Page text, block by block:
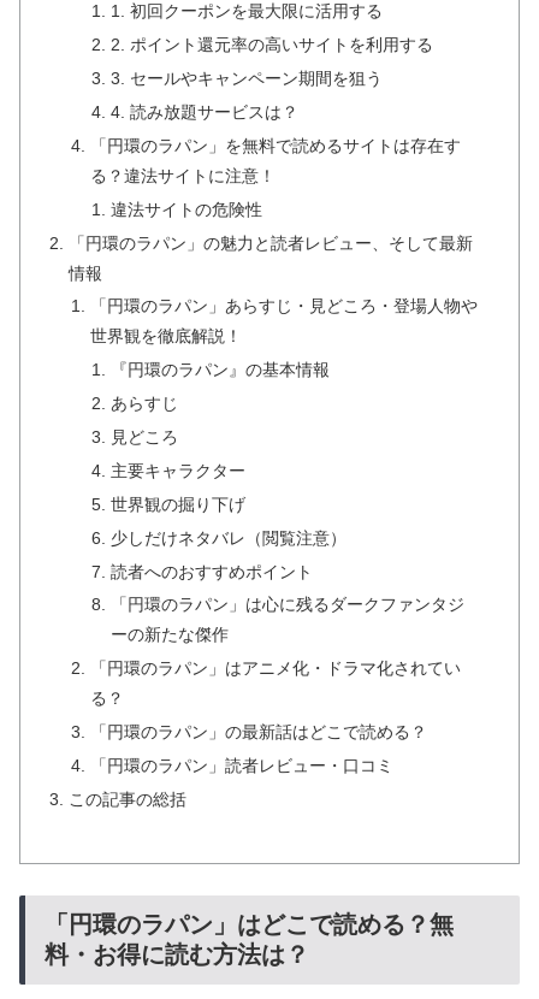
1. 初回クーポンを最大限に活用する
2. ポイント還元率の高いサイトを利用する
3. セールやキャンペーン期間を狙う
4. 読み放題サービスは？
「円環のラパン」を無料で読めるサイトは存在す
る？違法サイトに注意！
違法サイトの危険性
「円環のラパン」の魅力と読者レビュー、そして最新
情報
「円環のラパン」あらすじ・見どころ・登場人物や
世界観を徹底解説！
『円環のラパン』の基本情報
あらすじ
見どころ
主要キャラクター
世界観の掘り下げ
少しだけネタバレ（閲覧注意）
読者へのおすすめポイント
「円環のラパン」は心に残るダークファンタジ
ーの新たな傑作
「円環のラパン」はアニメ化・ドラマ化されてい
る？
「円環のラパン」の最新話はどこで読める？
「円環のラパン」読者レビュー・口コミ
この記事の総括
「円環のラパン」はどこで読める？無
料・お得に読む方法は？